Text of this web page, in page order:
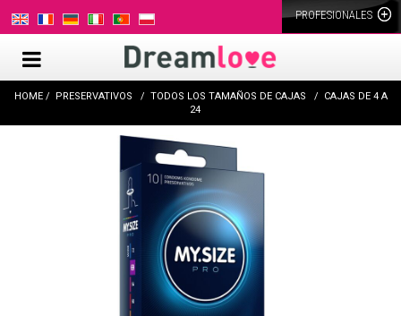
PROFESIONALES
HOME PRESERVATIVOS TODOS LOS TAMAÑOS DE CAJAS
CAJAS DE 4 A
24